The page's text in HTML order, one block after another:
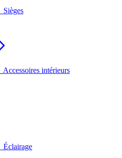
Sièges
Accessoires intérieurs
Éclairage